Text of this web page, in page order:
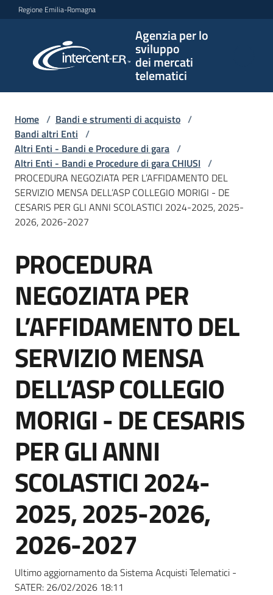
Vai al contenuto
Vai alla navigazione
Vai al footer
Regione Emilia-Romagna
Agenzia per lo
sviluppo
dei mercati
telematici
per lo
sviluppo
telematici
L'Agenzia
Bandi
strumenti
di
Supporto
Piattaforme
telematiche
English
site
Seguici
su
Home / Bandi e strumenti di acquisto /
Bandi altri Enti /
Altri Enti - Bandi e Procedure di gara /
Altri Enti - Bandi e Procedure di gara CHIUSI /
PROCEDURA NEGOZIATA PER L’AFFIDAMENTO DEL
SERVIZIO MENSA DELL’ASP COLLEGIO MORIGI - DE
CESARIS PER GLI ANNI SCOLASTICI 2024-2025, 2025-
2026, 2026-2027
Salta al contenuto
PROCEDURA
NEGOZIATA PER
L’AFFIDAMENTO DEL
SERVIZIO MENSA
DELL’ASP COLLEGIO
MORIGI - DE CESARIS
PER GLI ANNI
SCOLASTICI 2024-
2025, 2025-2026,
2026-2027
Ultimo aggiornamento da Sistema Acquisti Telematici -
SATER: 26/02/2026 18:11